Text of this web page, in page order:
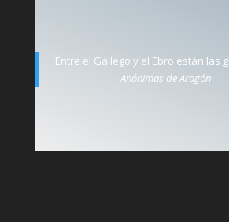
Entre el Gállego y el Ebro están las
Anónimas de Aragón